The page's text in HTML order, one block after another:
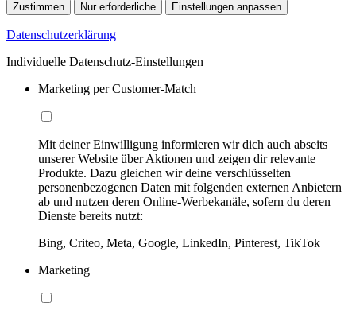
Zustimmen Nur erforderliche Einstellungen anpassen
Datenschutzerklärung
Individuelle Datenschutz-Einstellungen
Marketing per Customer-Match
Mit deiner Einwilligung informieren wir dich auch abseits
unserer Website über Aktionen und zeigen dir relevante
Produkte. Dazu gleichen wir deine verschlüsselten
personenbezogenen Daten mit folgenden externen Anbietern
ab und nutzen deren Online-Werbekanäle, sofern du deren
Dienste bereits nutzt:
Bing, Criteo, Meta, Google, LinkedIn, Pinterest, TikTok
Marketing